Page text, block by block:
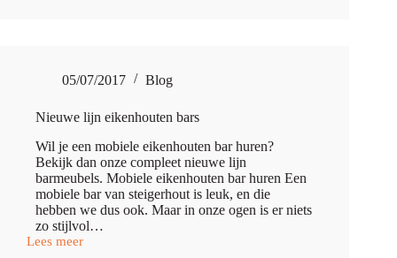
cocktails05/07/2017 Blog
Nieuwe lijn eikenhouten bars
Wil je een mobiele eikenhouten bar huren?
Bekijk dan onze compleet nieuwe lijn
barmeubels. Mobiele eikenhouten bar huren Een
mobiele bar van steigerhout is leuk, en die
hebben we dus ook. Maar in onze ogen is er niets
zo stijlvol…
Lees meer
Nieuwe